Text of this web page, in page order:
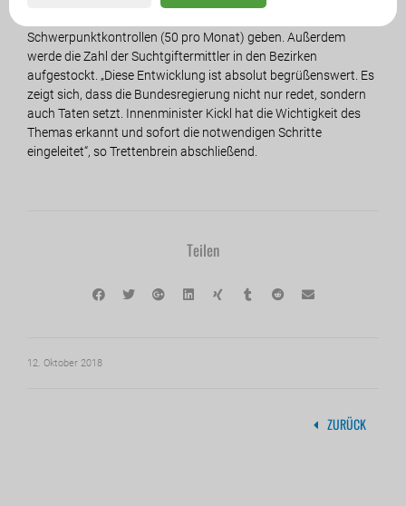
Schwerpunktkontrollen (50 pro Monat) geben. Außerdem
werde die Zahl der Suchtgiftermittler in den Bezirken
aufgestockt. „Diese Entwicklung ist absolut begrüßenswert. Es
zeigt sich, dass die Bundesregierung nicht nur redet, sondern
auch Taten setzt. Innenminister Kickl hat die Wichtigkeit des
Themas erkannt und sofort die notwendigen Schritte
eingeleitet“, so Trettenbrein abschließend.
Teilen
12. Oktober 2018
ZURÜCK